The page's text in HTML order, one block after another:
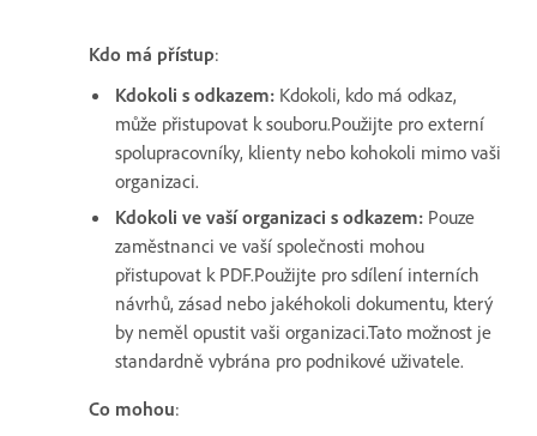
Kdo má přístup:
Kdokoli s odkazem: Kdokoli, kdo má odkaz,
může přistupovat k souboru.Použijte pro externí
spolupracovníky, klienty nebo kohokoli mimo vaši
organizaci.
Kdokoli ve vaší organizaci s odkazem: Pouze
zaměstnanci ve vaší společnosti mohou
přistupovat k PDF.Použijte pro sdílení interních
návrhů, zásad nebo jakéhokoli dokumentu, který
by neměl opustit vaši organizaci.Tato možnost je
standardně vybrána pro podnikové uživatele.
Co mohou: